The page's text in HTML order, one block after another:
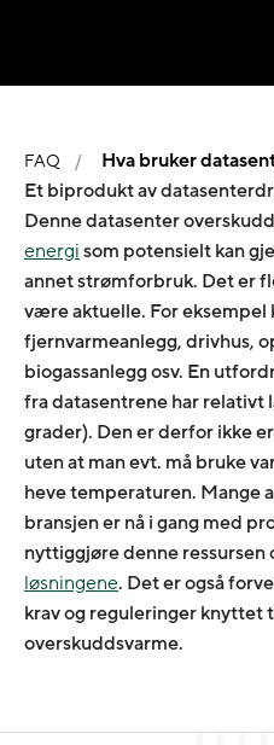
FAQ
Hva bruker
Et biprodukt av
Denne datasenter
energi som potensielt kan
annet strømforbruk. Det er
være aktuelle. For eksempel
fjernvarmeanlegg, drivhus,
biogassanlegg osv. En
fra datasentrene har relativt
grader). Den er derfor ikke
uten at man evt. må bruke
heve temperaturen. Mange
bransjen er nå i gang med
nyttiggjøre denne ressursen
løsningene. Det er også
krav og reguleringer knyttet
overskuddsvarme.